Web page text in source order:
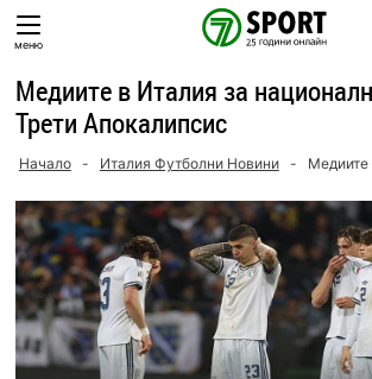
Skip
toменю
Медиите в Италия за
Трети Апокалипсис
Начало - Италия Футболни Новини - Медиите